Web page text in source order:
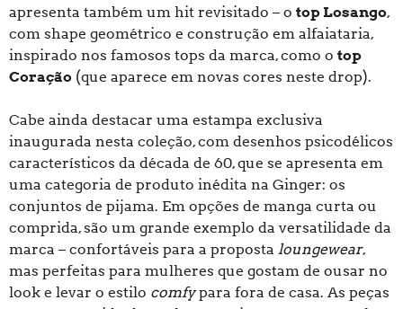
apresenta também um hit revisitado – o top Losango,
com shape geométrico e construção em alfaiataria,
inspirado nos famosos tops da marca, como o top
Coração (que aparece em novas cores neste drop).
Cabe ainda destacar uma estampa exclusiva
inaugurada nesta coleção, com desenhos psicodélicos
característicos da década de 60, que se apresenta em
uma categoria de produto inédita na Ginger: os
conjuntos de pijama. Em opções de manga curta ou
comprida, são um grande exemplo da versatilidade da
marca – confortáveis para a proposta loungewear,
mas perfeitas para mulheres que gostam de ousar no
look e levar o estilo comfypara fora de casa. As peças